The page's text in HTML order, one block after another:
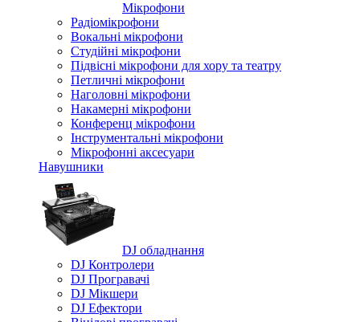
Мікрофони
Радіомікрофони
Вокальні мікрофони
Студійні мікрофони
Підвісні мікрофони для хору та театру
Петличні мікрофони
Наголовні мікрофони
Накамерні мікрофони
Конференц мікрофони
Iнструментальні мікрофони
Мікрофонні аксесуари
Навушники
DJ обладнання
DJ Контролери
DJ Програвачі
DJ Мікшери
DJ Ефектори